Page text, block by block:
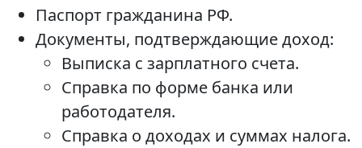
Паспорт гражданина РФ.
Документы, подтверждающие доход:
Выписка с зарплатного счета.
Справка по форме банка или
работодателя.
Справка о доходах и суммах налога.